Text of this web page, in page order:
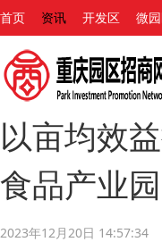
首页 资讯 开发区 微
以亩均效
食品产业园
2023年12月20日 14:57:34